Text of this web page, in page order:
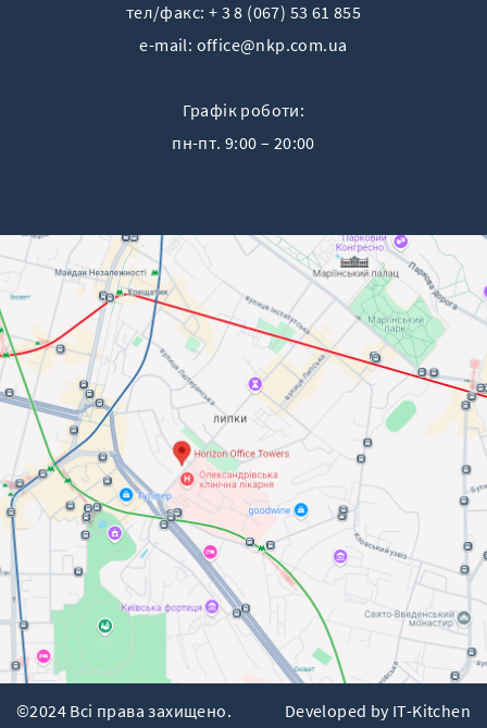
тел/факс: + 3 8 (067) 53 61 855
e-mail: office@nkp.com.ua
Графік роботи:
пн-пт. 9:00 – 20:00
©2024 Всі права захищено. Developed by IT-Kitchen